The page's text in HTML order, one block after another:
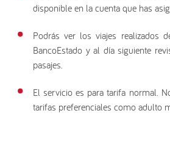
disponible en la cuenta que has
Podrás ver los viajes realizados
BancoEstado y al día siguiente
pasajes.
El servicio es para tarifa normal.
tarifas preferenciales como adulto